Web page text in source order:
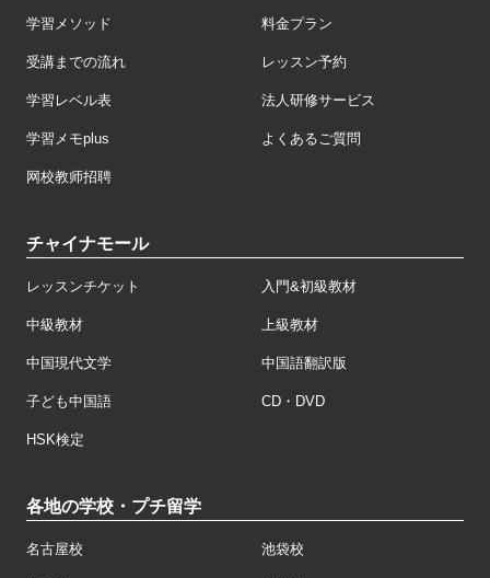
学習メソッド 料金プラン
受講までの流れ レッスン予約
学習レベル表 法人研修サービス
学習メモplus よくあるご質問
网校教师招聘
チャイナモール
レッスンチケット 入門&初級教材
中級教材 上級教材
中国現代文学 中国語翻訳版
子ども中国語 CD・DVD
HSK検定
各地の学校・プチ留学
名古屋校 池袋校